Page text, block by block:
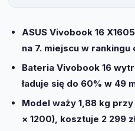
ASUS Vivobook 16
na 7. miejscu w
Bateria Vivobook 16
ładuje się do 60% w 49
Model waży 1,88 kg przy
× 1200), kosztuje 2 299